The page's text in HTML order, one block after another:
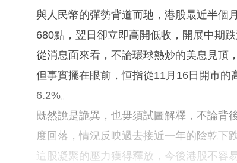
與人民幣的彈勢背道而馳，港股最近半個
680點，翌日卻立即高開低收，開展中期跌
從消息面來看，不論環球熱炒的美息見頂
但事實擺在眼前，恒指從11月16日開市
6.2%。
既然說是詭異，也毋須試圖解釋，不論背
度回落，情況反映過去接近一年的陰乾下
這股凝聚的壓力獲得釋放，今後港股不容